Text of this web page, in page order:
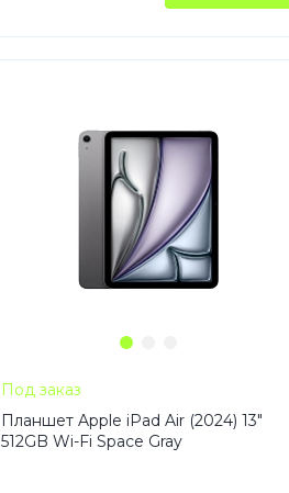
Под заказ
Планшет Apple iPad Air (2024) 13"
512GB Wi-Fi Space Gray